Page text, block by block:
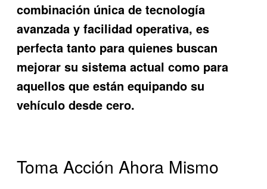
combinación única de tecnología
avanzada y facilidad operativa, es
perfecta tanto para quienes buscan
mejorar su sistema actual como para
aquellos que están equipando su
vehículo desde cero.
Toma Acción Ahora Mismo